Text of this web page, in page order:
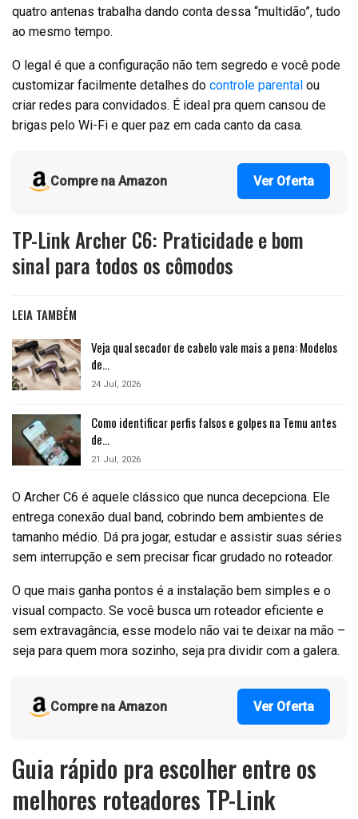
quatro antenas trabalha dando conta dessa “multidão”, tudo
ao mesmo tempo.
O legal é que a configuração não tem segredo e você pode
customizar facilmente detalhes do controle parental ou
criar redes para convidados. É ideal pra quem cansou de
brigas pelo Wi-Fi e quer paz em cada canto da casa.
Compre na Amazon Ver Oferta
TP-Link Archer C6: Praticidade e bom
sinal para todos os cômodos
LEIA TAMBÉM
Veja qual secador de cabelo vale mais a pena: Modelos
de…
24 Jul, 2026
Como identificar perfis falsos e golpes na Temu antes
de…
21 Jul, 2026
O Archer C6 é aquele clássico que nunca decepciona. Ele
entrega conexão dual band, cobrindo bem ambientes de
tamanho médio. Dá pra jogar, estudar e assistir suas séries
sem interrupção e sem precisar ficar grudado no roteador.
O que mais ganha pontos é a instalação bem simples e o
visual compacto. Se você busca um roteador eficiente e
sem extravagância, esse modelo não vai te deixar na mão –
seja para quem mora sozinho, seja pra dividir com a galera.
Compre na Amazon Ver Oferta
Guia rápido pra escolher entre os
melhores roteadores TP-Link